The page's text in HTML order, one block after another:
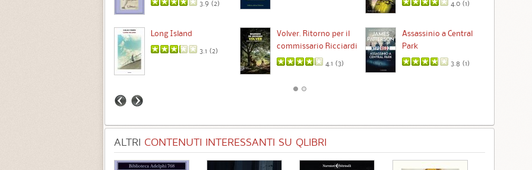
3.9 (2) 4.0 (1)
Long Island
3.1 (2)
Volver. Ritorno per il
commissario Ricciardi
4.1 (3)
Assassinio a Central
Park
3.8 (1)
ALTRI CONTENUTI INTERESSANTI SU QLIBRI